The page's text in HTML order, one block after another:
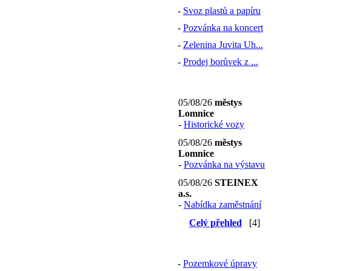
- Svoz plastů a papíru
- Pozvánka na koncert
- Zelenina Juvita Uh...
- Prodej borůvek z ...
05/08/26 městys
Lomnice
- Historické vozy
05/08/26 městys
Lomnice
- Pozvánka na výstavu
05/08/26 STEINEX
a.s.
- Nabídka zaměstnání
Celý přehled[4]
- Pozemkové úpravy